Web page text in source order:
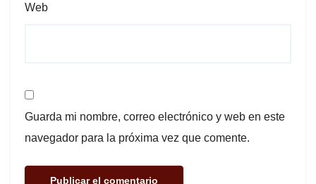
Web
Guarda mi nombre, correo electrónico y web en este
navegador para la próxima vez que comente.